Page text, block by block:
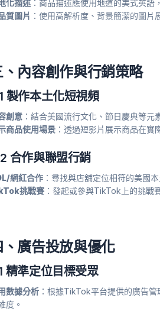
化描述 ：商品描述應使用地道的美式英語
質圖片 ：使用高解析度、背景簡潔的圖
、內容創作與行銷策略
製作本土化短視頻
創意 ：結合美國流行文化、節日慶典等
商品使用場景 ：透過短影片展示商品在實
合作與聯盟行銷
網紅合作 ：尋找與店舖定位相符的美國
挑戰賽 ：發起或參與TikTok上的挑戰
、廣告投放與優化
精準定位目標受眾
數據分析 ：根據TikTok平台提供的廣告
度。